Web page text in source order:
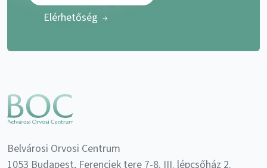
Elérhetőség
Belvárosi Orvosi Centrum
1053 Budapest, Ferenciek tere 7-8. III. lépcsőház 2.